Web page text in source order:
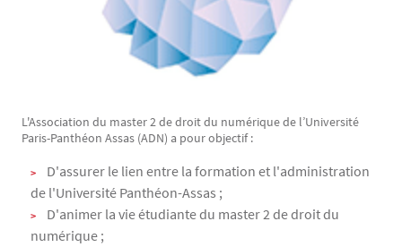
L'Association du master 2 de droit du numérique de l’Université
Paris-Panthéon Assas (ADN) a pour objectif :
D'assurer le lien entre la formation et l'administration
de l'Université Panthéon-Assas ;
D'animer la vie étudiante du master 2 de droit du
numérique ;